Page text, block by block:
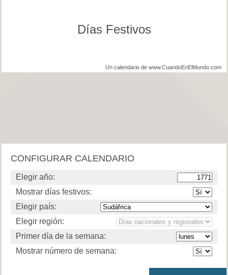
Días Festivos
Un calendario de www.CuandoEnElMundo.com
CONFIGURAR CALENDARIO
Elegir año:
Mostrar días festivos:
Elegir país:
Elegir región:
Primer día de la semana:
Mostrar número de semana: